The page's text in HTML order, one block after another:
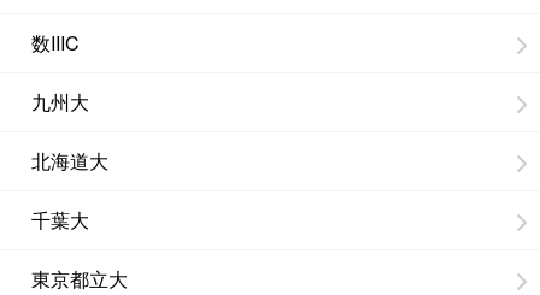
数IIIC
九州大
北海道大
千葉大
東京都立大